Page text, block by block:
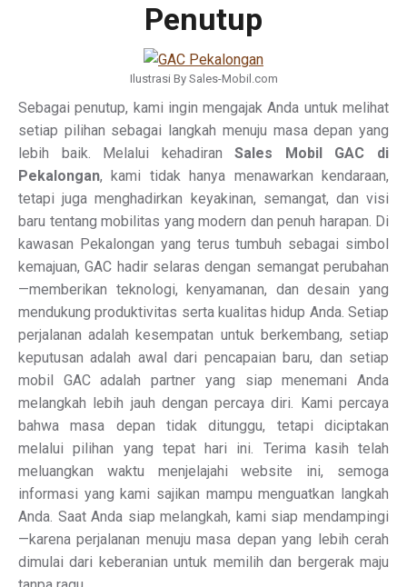
Penutup
Ilustrasi By Sales-Mobil.com
Sebagai penutup, kami ingin mengajak Anda untuk melihat
setiap pilihan sebagai langkah menuju masa depan yang
lebih baik. Melalui kehadiranSales Mobil GAC di
Pekalongan, kami tidak hanya menawarkan kendaraan,
tetapi juga menghadirkan keyakinan, semangat, dan visi
baru tentang mobilitas yang modern dan penuh harapan. Di
kawasan Pekalongan yang terus tumbuh sebagai simbol
kemajuan, GAC hadir selaras dengan semangat perubahan
—memberikan teknologi, kenyamanan, dan desain yang
mendukung produktivitas serta kualitas hidup Anda. Setiap
perjalanan adalah kesempatan untuk berkembang, setiap
keputusan adalah awal dari pencapaian baru, dan setiap
mobil GAC adalah partner yang siap menemani Anda
melangkah lebih jauh dengan percaya diri. Kami percaya
bahwa masa depan tidak ditunggu, tetapi diciptakan
melalui pilihan yang tepat hari ini. Terima kasih telah
meluangkan waktu menjelajahi website ini, semoga
informasi yang kami sajikan mampu menguatkan langkah
Anda. Saat Anda siap melangkah, kami siap mendampingi
—karena perjalanan menuju masa depan yang lebih cerah
dimulai dari keberanian untuk memilih dan bergerak maju